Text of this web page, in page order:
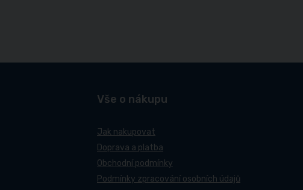
Vše o nákupu
Jak nakupovat
Doprava a platba
Obchodní podmínky
Podmínky zpracování osobních údajů